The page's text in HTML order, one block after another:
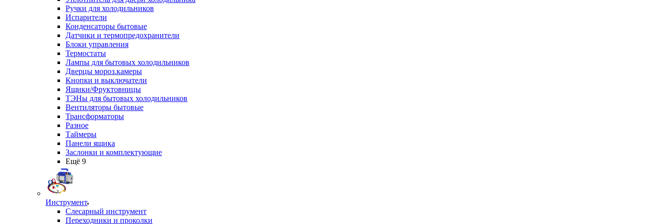
Ручки для холодильников
Испарители
Конденсаторы бытовые
Датчики и термопредохранители
Блоки управления
Термостаты
Лампы для бытовых холодильников
Дверцы мороз.камеры
Кнопки и выключатели
Ящики/Фруктовницы
ТЭНы для бытовых холодильников
Вентиляторы бытовые
Трансформаторы
Разное
Таймеры
Панели ящика
Заслонки и комплектующие
Ещё 9
Инструмент
Слесарный инструмент
Переходники и проколки